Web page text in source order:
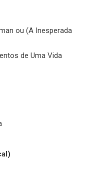
ou (A Inesperada
de Uma Vida